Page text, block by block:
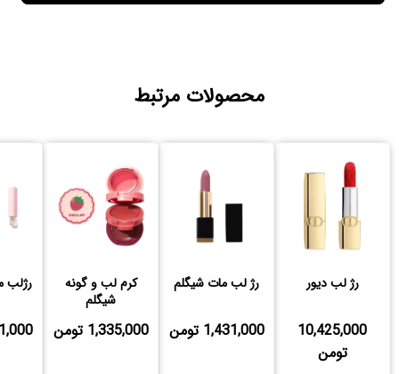
محصولات مرتبط
رژ لب دیور
10,425,000
تومن
رژ لب مات شیگلم
1,431,000 تومن
کرم لب و گونه
شیگلم
1,335,000 تومن
رژلب